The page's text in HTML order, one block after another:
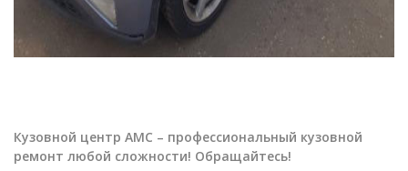
Кузовной центр АМС – профессиональный кузовной
ремонт любой сложности! Обращайтесь!